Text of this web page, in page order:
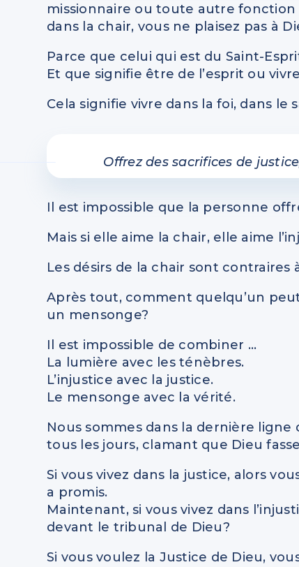
missionnaire ou toute autre fonction
dans la chair, vous ne plaisez pas à
Parce que celui qui est du Saint-
Et que signifie être de l’esprit ou
Cela signifie vivre dans la foi, dans le
Offrez des sacrifices de
Il est impossible que la personne
Mais si elle aime la chair, elle aime
Les désirs de la chair sont contraires
Après tout, comment quelqu’un
un mensonge?
Il est impossible de combiner …
La lumière avec les ténèbres.
L’injustice avec la justice.
Le mensonge avec la vérité.
Nous sommes dans la dernière
tous les jours, clamant que Dieu
Si vous vivez dans la justice, alors
a promis.
Maintenant, si vous vivez dans
devant le tribunal de Dieu?
Si vous voulez la Justice de Dieu,